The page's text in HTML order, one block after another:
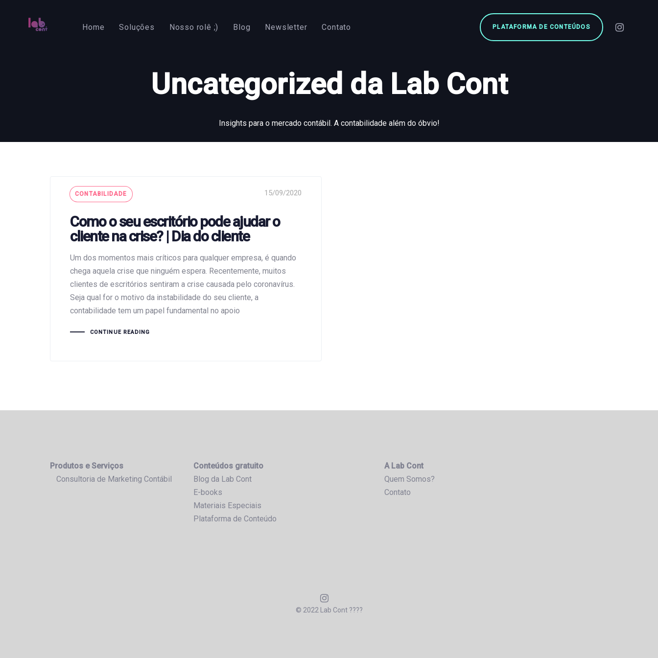
Home Soluções Nosso rolê ;) Blog Newsletter Contato PLATAFORMA DE CONTEÚDOS
Uncategorized da Lab Cont
Insights para o mercado contábil. A contabilidade além do óbvio!
Tags
CONTABILIDADE 15/09/2020
Como o seu escritório pode ajudar o
cliente na crise? | Dia do cliente
Um dos momentos mais críticos para qualquer empresa, é quando
chega aquela crise que ninguém espera. Recentemente, muitos
clientes de escritórios sentiram a crise causada pelo coronavírus.
Seja qual for o motivo da instabilidade do seu cliente, a
contabilidade tem um papel fundamental no apoio
CONTINUE READING
Produtos e Serviços
Consultoria de Marketing Contábil
Conteúdos gratuito
Blog da Lab Cont
E-books
Materiais Especiais
Plataforma de Conteúdo
A Lab Cont
Quem Somos?
Contato
© 2022 Lab Cont ????